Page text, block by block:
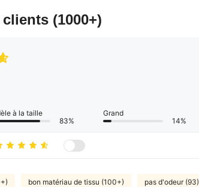
clients (1000+)
à la taille
83%
Grand
14%
bon matériau de tissu (100+) pas d'odeur (93)